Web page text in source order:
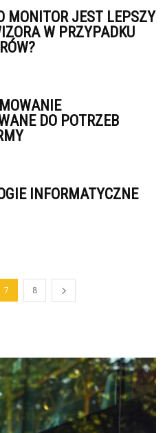
MONITOR JEST LEPSZY
W PRZYPADKU
DO POTRZEB
INFORMATYCZNE
7 8